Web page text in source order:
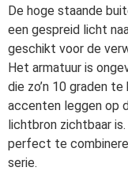
De hoge staande
een gespreid licht
geschikt voor de
Het armatuur is
die zo’n 10 graden
accenten leggen op
lichtbron zichtbaar is.
perfect te
serie.